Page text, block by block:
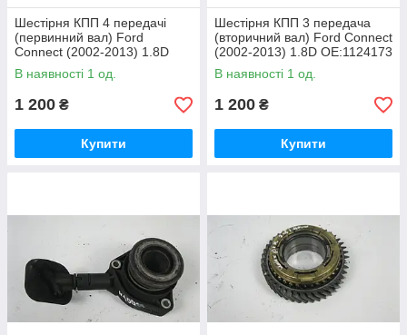
Шестірня КПП 4 передачі
(первинний вал) Ford
Connect (2002-2013) 1.8D
OE:1124686
В наявності 1 од.
1 200 ₴
Купити
Шестірня КПП 3 передача
(вторичний вал) Ford Connect
(2002-2013) 1.8D OE:1124173
В наявності 1 од.
1 200 ₴
Купити